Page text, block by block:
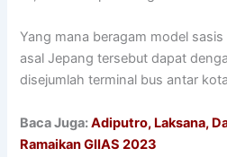
Yang mana beragam model
asal Jepang tersebut dapat
disejumlah terminal bus antar
Baca Juga:Adiputro, Laksana,
Ramaikan GIIAS 2023